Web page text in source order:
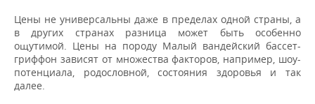
Цены не универсальны даже в пределах одной страны, а
в других странах разница может быть особенно
ощутимой. Цены на породу Малый вандейский бассет-
гриффон зависят от множества факторов, например, шоу-
потенциала, родословной, состояния здоровья и так
далее.